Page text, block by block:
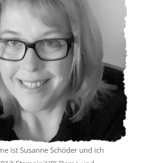
ist Susanne Schöder und ich